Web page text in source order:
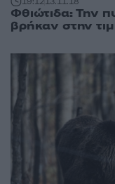
Φθιώτιδα: Την
βρήκαν στην